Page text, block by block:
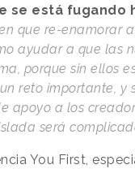
se está fugando
que re-enamorar
ayudar a que las
porque sin ellos
reto importante, y
apoyo a los
será
You First,